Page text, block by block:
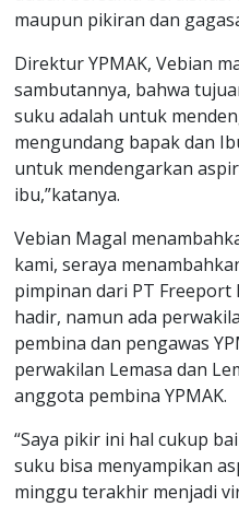
maupun pikiran dan
Direktur YPMAK, Vebian
sambutannya, bahwa
suku adalah untuk
mengundang bapak dan
untuk mendengarkan
ibu,”katanya.
Vebian Magal
kami, seraya
pimpinan dari PT Freeport
hadir, namun ada
pembina dan pengawas
perwakilan Lemasa dan
anggota pembina YPMAK.
“Saya pikir ini hal cukup
suku bisa menyampikan
minggu terakhir menjadi